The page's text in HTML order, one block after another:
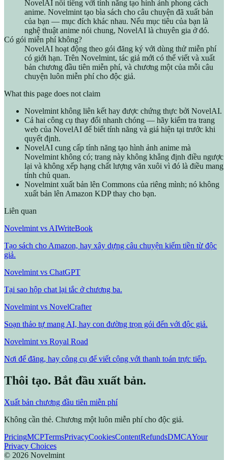
NovelAI nổi tiếng với tính năng tạo hình ảnh phong cách
anime. Novelmint tạo bìa sách cho câu chuyện đã xuất bản
của bạn — mục đích khác nhau. Nếu mục tiêu của bạn là
nghệ thuật anime nói chung, NovelAI là chuyên gia ở đó.
Có gói miễn phí không?
NovelAI hoạt động theo gói đăng ký với dùng thử miễn phí
có giới hạn. Trên Novelmint, tác giả mới có thể viết và xuất
bản chương đầu tiên miễn phí, và chương một của mỗi câu
chuyện luôn miễn phí cho độc giả.
What this page does not claim
Novelmint không liên kết hay được chứng thực bởi NovelAI.
Cả hai công cụ thay đổi nhanh chóng — hãy kiểm tra trang
web của NovelAI để biết tính năng và giá hiện tại trước khi
quyết định.
NovelAI cung cấp tính năng tạo hình ảnh anime mà
Novelmint không có; trang này không khẳng định điều ngược
lại và không xếp hạng chất lượng văn xuôi vì đó là điều mang
tính chủ quan.
Novelmint xuất bản lên Commons của riêng mình; nó không
xuất bản lên Amazon KDP thay cho bạn.
Liên quan
Novelmint vs AIWriteBook
Tạo sách cho Amazon, hay xây dựng câu chuyện kiếm tiền từ độc
giả.
Novelmint vs ChatGPT
Tại sao hộp chat lại tắc ở chương ba.
Novelmint vs NovelCrafter
Soạn thảo tự mang AI, hay con đường trọn gói đến với độc giả.
Novelmint vs Royal Road
Nơi để đăng, hay công cụ để viết cộng với thanh toán trực tiếp.
Thôi tạo. Bắt đầu xuất bản.
Xuất bản chương đầu tiên miễn phí
Không cần thẻ. Chương một luôn miễn phí cho độc giả.
PricingMCPTermsPrivacyCookiesContentRefundsDMCAYour
Privacy Choices
© 2026 Novelmint